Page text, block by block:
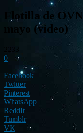
Flotilla de
mayo (vídeo)
0
Facebook
Twitter
Pinterest
WhatsApp
ReddIt
Tumblr
VK